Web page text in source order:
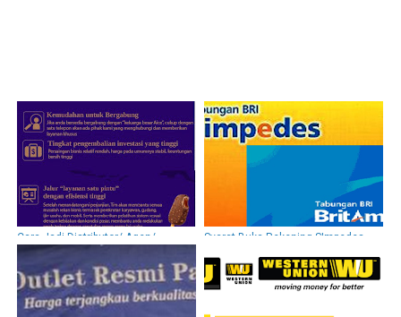
Cara Jadi Distributor/ Agen/
Reseller Es Krim Aice
Syarat Buka Rekening SImpedes